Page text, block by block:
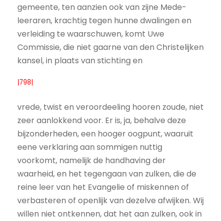
gemeente, ten aanzien ook van zijne Mede-
leeraren, krachtig tegen hunne dwalingen en
verleiding te waarschuwen, komt Uwe
Commissie, die niet gaarne van den Christelijken
kansel, in plaats van stichting en
|798|
vrede, twist en veroordeeling hooren zoude, niet
zeer aanlokkend voor. Er is, ja, behalve deze
bijzonderheden, een hooger oogpunt, waaruit
eene verklaring aan sommigen nuttig
voorkomt, namelijk de handhaving der
waarheid, en het tegengaan van zulken, die de
reine leer van het Evangelie of miskennen of
verbasteren of openlijk van dezelve afwijken. Wij
willen niet ontkennen, dat het aan zulken, ook in